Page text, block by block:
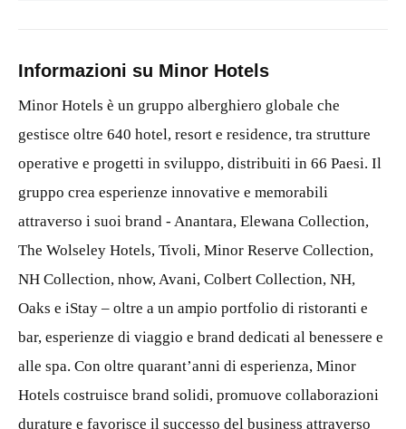
Informazioni su Minor Hotels
Minor Hotels è un gruppo alberghiero globale che
gestisce oltre 640 hotel, resort e residence, tra strutture
operative e progetti in sviluppo, distribuiti in 66 Paesi. Il
gruppo crea esperienze innovative e memorabili
attraverso i suoi brand - Anantara, Elewana Collection,
The Wolseley Hotels, Tivoli, Minor Reserve Collection,
NH Collection, nhow, Avani, Colbert Collection, NH,
Oaks e iStay – oltre a un ampio portfolio di ristoranti e
bar, esperienze di viaggio e brand dedicati al benessere e
alle spa. Con oltre quarant’anni di esperienza, Minor
Hotels costruisce brand solidi, promuove collaborazioni
durature e favorisce il successo del business attraverso